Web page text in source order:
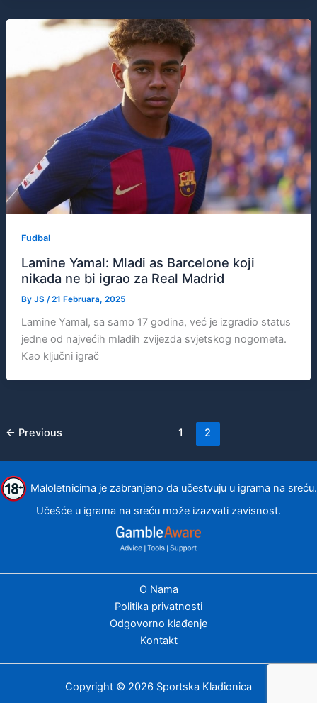
Fudbal
Lamine Yamal: Mladi as Barcelone koji
nikada ne bi igrao za Real Madrid
By JS /21 Februara, 2025
Lamine Yamal, sa samo 17 godina, već je izgradio status
jedne od najvećih mladih zvijezda svjetskog nogometa.
Kao ključni igrač
← Previous 1 2
Maloletnicima je zabranjeno da učestvuju u igrama na sreću.
Učešće u igrama na sreću može izazvati zavisnost.
O Nama
Politika privatnosti
Odgovorno klađenje
Kontakt
Copyright © 2026 Sportska Kladionica